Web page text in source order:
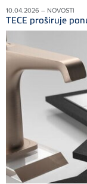
10.04.2026 – NOVOSTI
TECE proširuje